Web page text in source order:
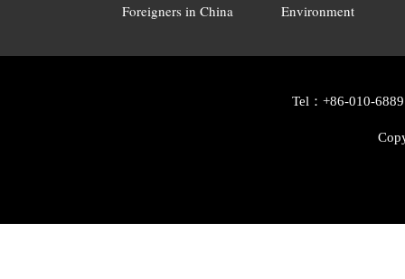
Foreigners in China
Environment
Tel：+86-010-